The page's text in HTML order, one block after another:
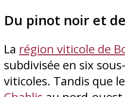
Du pinot noir et
La région viticole de
subdivisée en six
viticoles. Tandis que le